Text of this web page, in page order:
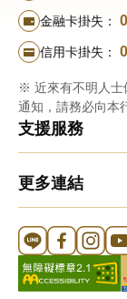
金融卡掛失：
信用卡掛失：
※ 近來有不明人士
通知，請務必向本
支援服務
更多連結
Line 官方帳號
FB 官方帳號